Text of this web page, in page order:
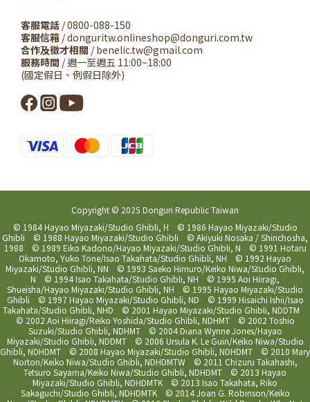
客服電話 / 0800-088-150
客服信箱 / donguritw.onlineshop@donguri.com.tw
合作及徵才相關 / benelic.tw@gmail.com
服務時間 / 週一至週五 11:00~18:00
(國定假日、例假日除外)
Copyright © 2025 Donguri Republic Taiwan
© 1984 Hayao Miyazaki/Studio Ghibli, H © 1986 Hayao Miyazaki/Studio
Ghibli © 1988 Hayao Miyazaki/Studio Ghibli © Akiyuki Nosaka / Shinchosha,
1988 © 1989 Eiko Kadono/Hayao Miyazaki/Studio Ghibli, N © 1991 Hotaru
Okamoto, Yuko Tone/Isao Takahata/Studio Ghibli, NH © 1992 Hayao
Miyazaki/Studio Ghibli, NN © 1993 Saeko Himuro/Keiko Niwa/Studio Ghibli,
N © 1994 Isao Takahata/Studio Ghibli, NH © 1995 Aoi Hiiragi,
Shueisha/Hayao Miyazaki/Studio Ghibli, NH © 1995 Hayao Miyazaki/Studio
Ghibli © 1997 Hayao Miyazaki/Studio Ghibli, ND © 1999 Hisaichi Ishii/Isao
Takahata/Studio Ghibli, NHD © 2001 Hayao Miyazaki/Studio Ghibli, NDDTM
© 2002 Aoi Hiiragi/Reiko Yoshida/Studio Ghibli, NDHMT © 2002 Toshio
Suzuki/Studio Ghibli, NDHMT © 2004 Diana Wynne Jones/Hayao
Miyazaki/Studio Ghibli, NDDMT © 2006 Ursula K. Le Guin/Keiko Niwa/Studio
Ghibli, NDHDMT © 2008 Hayao Miyazaki/Studio Ghibli, NDHDMT © 2010 Mary
Norton/Keiko Niwa/Studio Ghibli, NDHDMTW © 2011 Chizuru Takahashi,
Tetsuro Sayama/Keiko Niwa/Studio Ghibli, NDHDMT © 2013 Hayao
Miyazaki/Studio Ghibli, NDHDMTK © 2013 Isao Takahata, Riko
Sakaguchi/Studio Ghibli, NDHDMTK © 2014 Joan G. Robinson/Keiko